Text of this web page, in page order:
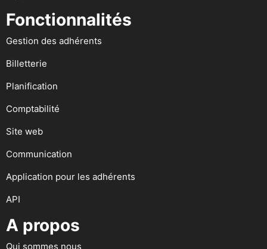
Fonctionnalités
Gestion des adhérents
Billetterie
Planification
Comptabilité
Site web
Communication
Application pour les adhérents
API
A propos
Qui sommes nous